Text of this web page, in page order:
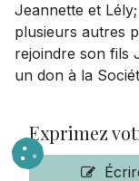
Jeannette et
plusieurs autres
rejoindre son fils
un don à la
Exprimez